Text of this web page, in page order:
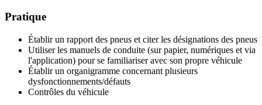
Pratique
Établir un rapport des pneus et citer les désignations des pneus
Utiliser les manuels de conduite (sur papier, numériques et via
l'application) pour se familiariser avec son propre véhicule
Établir un organigramme concernant plusieurs
dysfonctionnements/défauts
Contrôles du véhicule